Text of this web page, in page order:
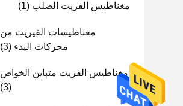
مغناطيس الفريت الصلب (1)
مغناطيسات الفيريت من
محركات البدء (3)
مغناطيس الفريت متباين الخواص
(3)